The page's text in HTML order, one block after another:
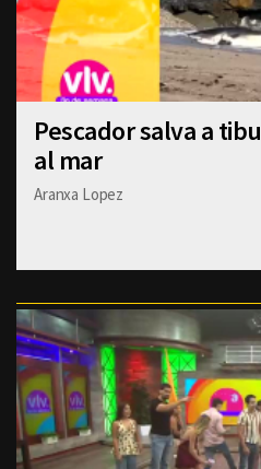
Pescador salva a
al mar
Aranxa Lopez